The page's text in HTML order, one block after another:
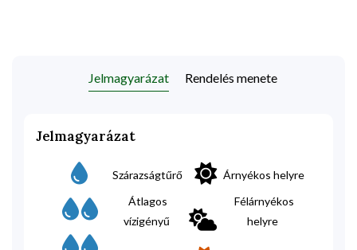
Jelmagyarázat Rendelés menete
Jelmagyarázat
Szárazságtűrő
Árnyékos helyre
Átlagos
vízigényű
Félárnyékos
helyre